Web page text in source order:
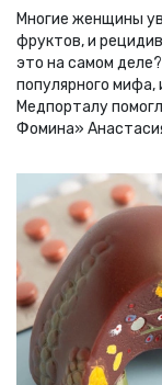
Многие женщины
фруктов, и
это на самом
популярного
Медпорталу
Фомина»